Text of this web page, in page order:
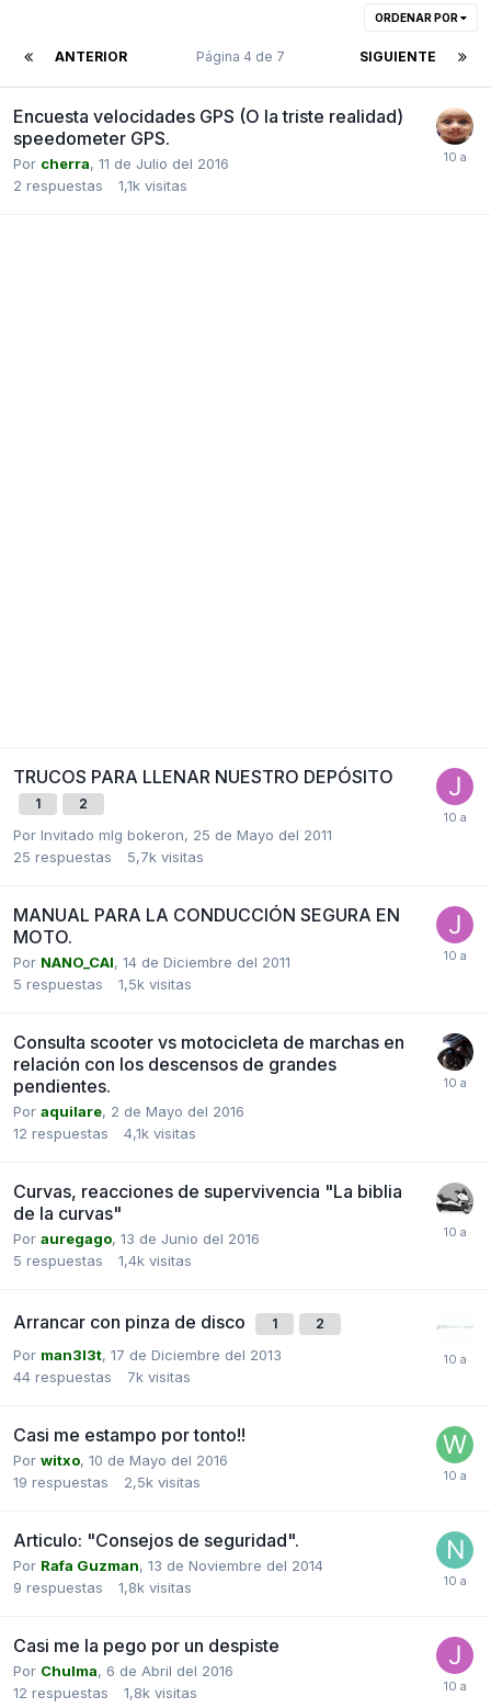
ORDENAR POR
ANTERIOR SIGUIENTE
Página 4 de 7
Encuesta velocidades GPS (O la triste realidad)
speedometer GPS.
Por cherra, 11 de Julio del 2016
2 respuestas 1,1k visitas
TRUCOS PARA LLENAR NUESTRO DEPÓSITO
1 2
Por Invitado mlg bokeron, 25 de Mayo del 2011
25 respuestas 5,7k visitas
MANUAL PARA LA CONDUCCIÓN SEGURA EN
MOTO.
Por NANO_CAI, 14 de Diciembre del 2011
5 respuestas 1,5k visitas
Consulta scooter vs motocicleta de marchas en
relación con los descensos de grandes
pendientes.
Por aquilare, 2 de Mayo del 2016
12 respuestas 4,1k visitas
Curvas, reacciones de supervivencia "La biblia
de la curvas"
Por auregago, 13 de Junio del 2016
5 respuestas 1,4k visitas
Arrancar con pinza de disco 1 2
Por man3l3t, 17 de Diciembre del 2013
44 respuestas 7k visitas
Casi me estampo por tonto!!
Por witxo, 10 de Mayo del 2016
19 respuestas 2,5k visitas
Articulo: "Consejos de seguridad".
Por Rafa Guzman, 13 de Noviembre del 2014
9 respuestas 1,8k visitas
Casi me la pego por un despiste
Por Chulma, 6 de Abril del 2016
12 respuestas 1,8k visitas